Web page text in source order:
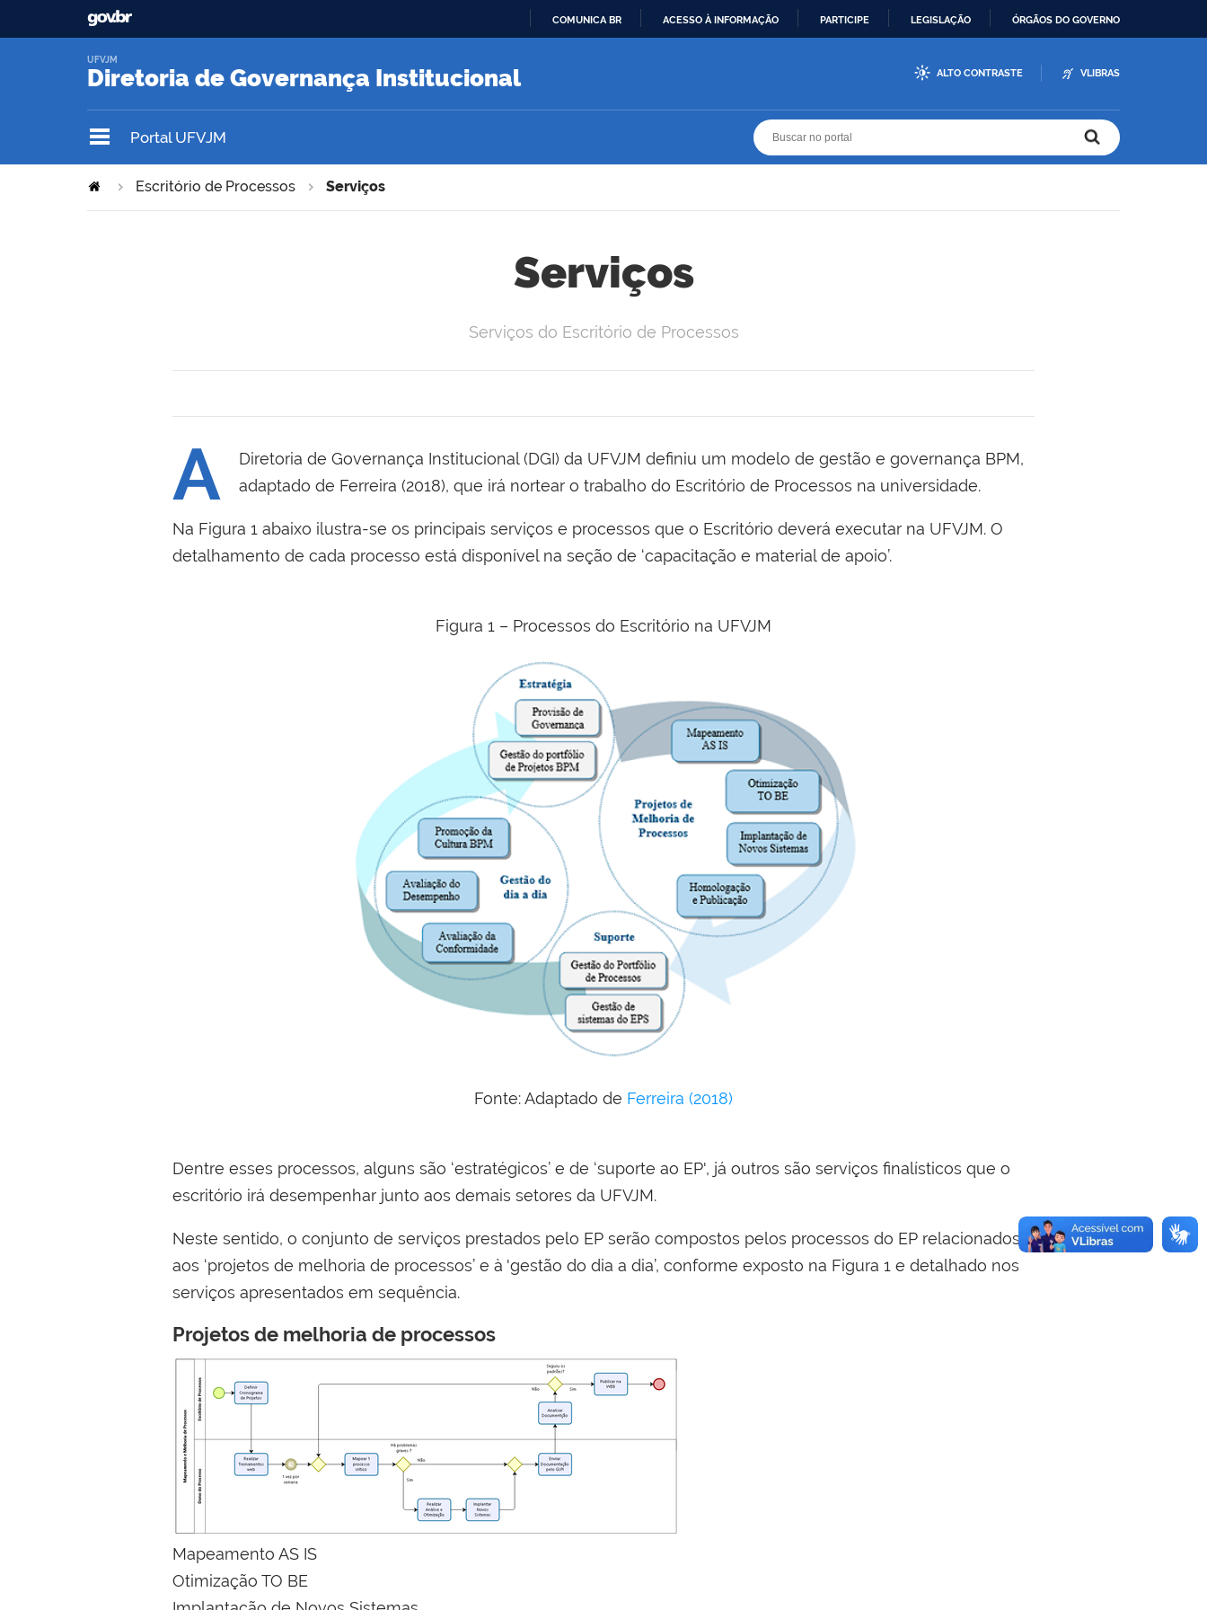
COMUNICA BR ACESSO À INFORMAÇÃO PARTICIPE LEGISLAÇÃO ÓRGÃOS DO GOVERNO
Diretoria de Governança Institucional
UFVJM
ALTO CONTRASTE VLIBRAS
Portal UFVJM
Escritório de Processos Serviços
Serviços
Serviços do Escritório de Processos
A
Diretoria de Governança Institucional (DGI) da UFVJM definiu um modelo de gestão e governança BPM,
adaptado de Ferreira (2018), que irá nortear o trabalho do Escritório de Processos na universidade.
Na Figura 1 abaixo ilustra-se os principais serviços e processos que o Escritório deverá executar na UFVJM. O
detalhamento de cada processo está disponível na seção de ‘capacitação e material de apoio’.
Figura 1 – Processos do Escritório na UFVJM
Fonte: Adaptado de Ferreira (2018)
Dentre esses processos, alguns são ‘estratégicos’ e de ‘suporte ao EP', já outros são serviços finalísticos que o
escritório irá desempenhar junto aos demais setores da UFVJM.
Neste sentido, o conjunto de serviços prestados pelo EP serão compostos pelos processos do EP relacionados
aos ‘projetos de melhoria de processos’ e à 'gestão do dia a dia’, conforme exposto na Figura 1 e detalhado nos
serviços apresentados em sequência.
Projetos de melhoria de processos
Mapeamento AS IS
Otimização TO BE